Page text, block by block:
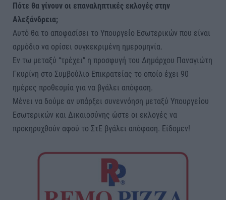
Πότε θα γίνουν οι επαναληπτικές εκλογές στην
Αλεξάνδρεια;
Αυτό θα το αποφασίσει το Υπουργείο Εσωτερικών που είναι
αρμόδιο να ορίσει συγκεκριμένη ημερομηνία.
Εν τω μεταξύ “τρέχει” η προσφυγή του Δημάρχου Παναγιώτη
Γκυρίνη στο Συμβούλιο Επικρατείας το οποίο έχει 90
ημέρες προθεσμία για να βγάλει απόφαση.
Μένει να δούμε αν υπάρξει συνεννόηση μεταξύ Υπουργείου
Εσωτερικών και Δικαιοσύνης ώστε οι εκλογές να
προκηρυχθούν αφού το ΣτΕ βγάλει απόφαση. Είδομεν!